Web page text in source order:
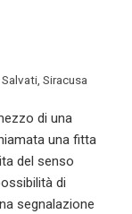
Salvati, Siracusa
di una
una fitta
del senso
di
segnalazione